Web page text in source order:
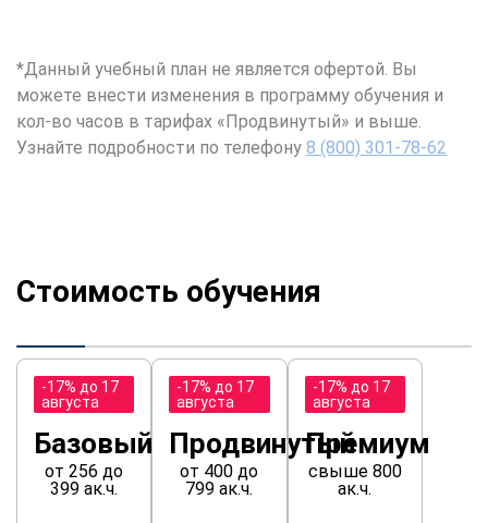
*Данный учебный план не является офертой. Вы
можете внести изменения в программу обучения и
кол-во часов в тарифах «Продвинутый» и выше.
Узнайте подробности по телефону 8 (800) 301-78-62
Стоимость обучения
-17% до 17
августа
Базовый
от 256 до
399 ак.ч.
-17% до 17
августа
Продвинутый
от 400 до
799 ак.ч.
-17% до 17
августа
Премиум
свыше 800
ак.ч.